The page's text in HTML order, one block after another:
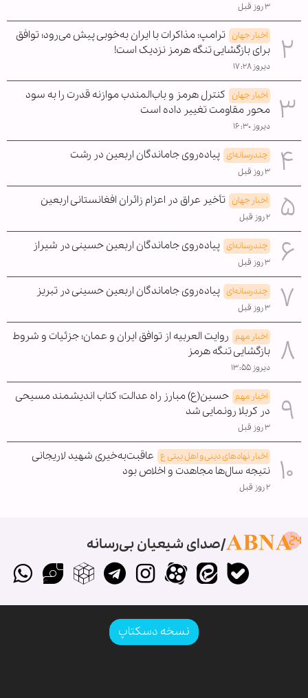
۳ روز قبل
اخبار جهان ترامپ: مذاکرات با ایران به‌خوبی پیش می‌رود؛ توافق
برای بازگشایی تنگه هرمز نزدیک است!
دیروز ۱۷:۲۸
اخبار جهان کنترل هرمز و باب‌المندب موازنه قدرت را به سود
محور مقاومت تغییر داده است
دیروز ۱۶:۳۰
چندرسانه‌ای پیاده‌روی جاماندگان اربعین در رشت
۳ روز قبل
اخبار جهان تأخیر عراق در اعزام زائران افغانستانی اربعین
۲ روز قبل
چندرسانه‌ای پیاده‌روی جاماندگان اربعین حسینی در شیراز
۳ روز قبل
چندرسانه‌ای پیاده‌روی جاماندگان اربعین حسینی در تبریز
۳ روز قبل
اخبار مهم روایت العربیه از توافق ایران و عمان؛ جزئیات و شروط
بازگشایی تنگه هرمز
دیروز ۱۳:۵۵
اخبار مهم حسین(ع) مبارز راه عدالت؛ کتاب اندیشمند مسیحی
در کربلا رونمایی شد
۳ روز قبل
اخبار نهادهای دینی و اهل بیتی ع عاقبت‌به‌خیری شهید لاریجانی
نتیجه سال‌ها مجاهدت و اخلاص بود
۲ روز قبل
صدای شیعیان بی‌رسانه
نسخه دسکتاپ